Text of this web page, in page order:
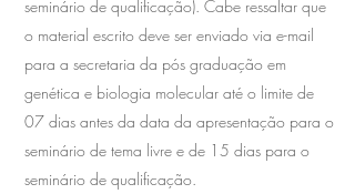
seminário de qualificação). Cabe ressaltar que
o material escrito deve ser enviado via e-mail
para a secretaria da pós graduação em
genética e biologia molecular até o limite de
07 dias antes da data da apresentação para o
seminário de tema livre e de 15 dias para o
seminário de qualificação.